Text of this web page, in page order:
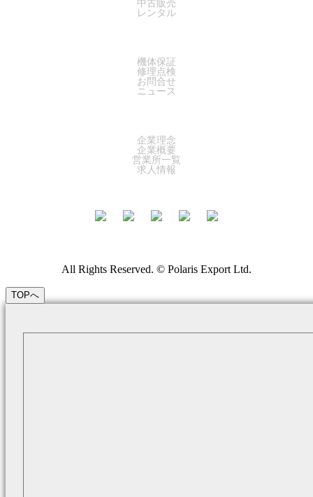
中古販売
レンタル
機体保証
修理点検
お問合せ
ニュース
企業理念
企業概要
営業所一覧
求人情報
All Rights Reserved. © Polaris Export Ltd.
TOPへ